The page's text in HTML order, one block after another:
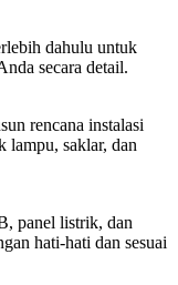
dahulu untuk
secara detail.
rencana instalasi
lampu, saklar, dan
panel listrik, dan
hati-hati dan sesuai